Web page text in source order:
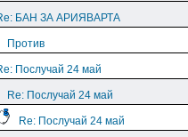
БАН ЗА АРИЯВАРТА
Против
Послучай 24 май
Re: Послучай 24 май
Re: Послучай 24 май